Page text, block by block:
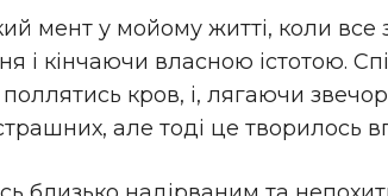
мент у мойому житті, коли
і кінчаючи власною істотою.
кров, і, лягаючи
але тоді це творилось